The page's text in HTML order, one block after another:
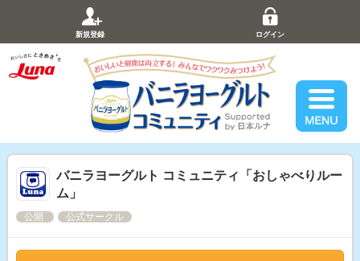
新規登録 ログイン
バニラヨーグルト コミュニティ「おしゃべりルー
ム」
公開 公式サークル